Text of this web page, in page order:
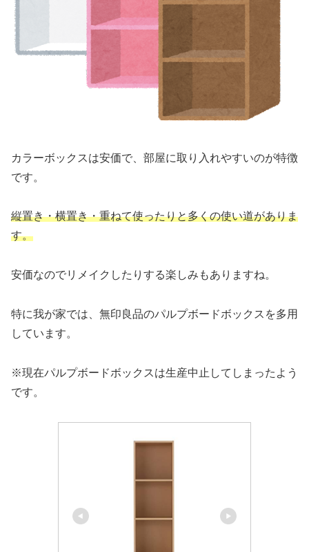
カラーボックスは安価で、部屋に取り入れやすいのが特徴
です。
縦置き・横置き・重ねて使ったりと多くの使い道がありま
す。
安価なのでリメイクしたりする楽しみもありますね。
特に我が家では、無印良品のパルプボードボックスを多用
しています。
※現在パルプボードボックスは生産中止してしまったよう
です。